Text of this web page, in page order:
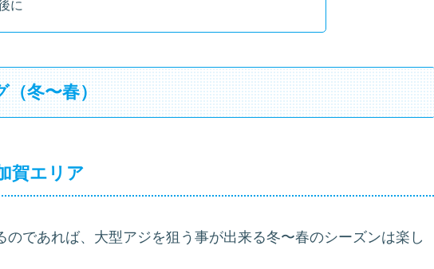
に
（冬〜春）
賀エリア
のであれば、大型アジを狙う事が出来る冬〜春のシーズンは楽し